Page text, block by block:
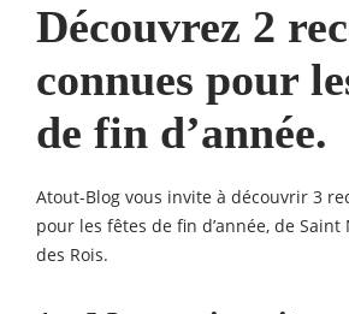
Découvrez 2
connues pour
de fin d’année.
Atout-Blog vous invite à découvrir 3
pour les fêtes de fin d’année, de Saint
des Rois.